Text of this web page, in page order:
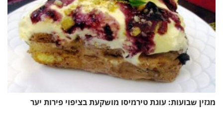
מגזין שבועות: עוגת טירמיסו מושקעת בציפוי פירות יער